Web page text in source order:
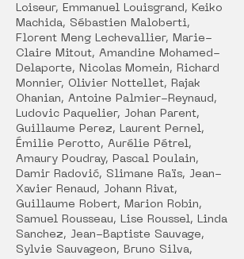
Loiseur, Emmanuel Louisgrand, Keiko
Machida, Sébastien Maloberti,
Florent Meng Lechevallier, Marie-
Claire Mitout, Amandine Mohamed-
Delaporte, Nicolas Momein, Richard
Monnier, Olivier Nottellet, Rajak
Ohanian, Antoine Palmier-Reynaud,
Ludovic Paquelier, Johan Parent,
Guillaume Perez, Laurent Pernel,
Émilie Perotto, Aurélie Pétrel,
Amaury Poudray, Pascal Poulain,
Damir Radović, Slimane Raïs, Jean-
Xavier Renaud, Johann Rivat,
Guillaume Robert, Marion Robin,
Samuel Rousseau, Lise Roussel, Linda
Sanchez, Jean-Baptiste Sauvage,
Sylvie Sauvageon, Bruno Silva,